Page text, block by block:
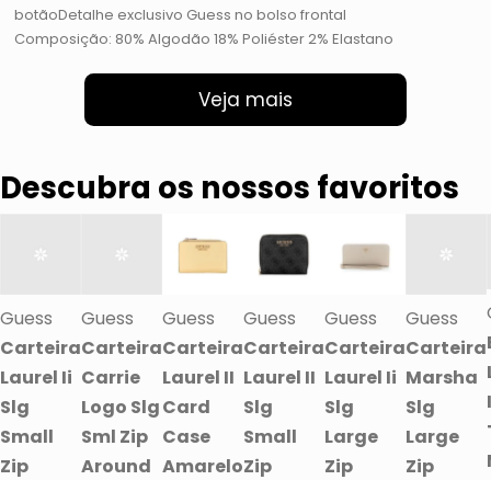
botãoDetalhe exclusivo Guess no bolso frontal
Composição: 80% Algodão 18% Poliéster 2% Elastano
Veja mais
Descubra os nossos favoritos
Guess
Carteira
Laurel Ii
Slg
Small
Zip
Guess
Carteira
Carrie
Logo Slg
Sml Zip
Around
Guess
Carteira
Laurel II
Card
Case
Amarelo
Guess
Carteira
Laurel II
Slg
Small
Zip
Guess
Carteira
Laurel Ii
Slg
Large
Zip
Guess
Carteira
Marsha
Slg
Large
Zip